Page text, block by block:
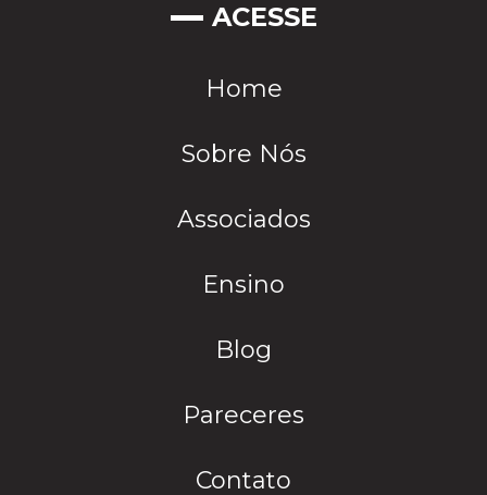
ACESSE
Home
Sobre Nós
Associados
Ensino
Blog
Pareceres
Contato